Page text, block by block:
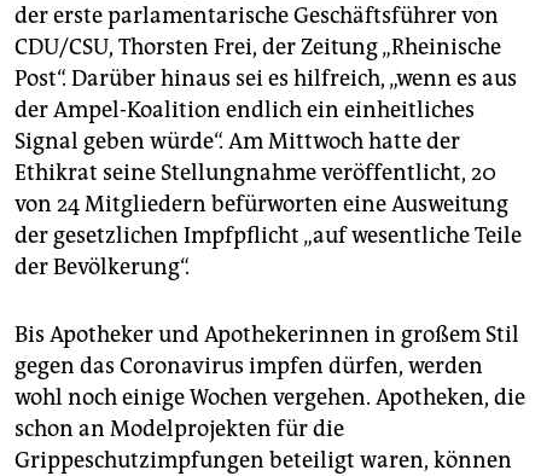
der erste parlamentarische Geschäftsführer von
CDU/CSU, Thorsten Frei, der Zeitung „Rheinische
Post“. Darüber hinaus sei es hilfreich, „wenn es aus
der Ampel-Koalition endlich ein einheitliches
Signal geben würde“. Am Mittwoch hatte der
Ethikrat seine Stellungnahme veröffentlicht, 20
von 24 Mitgliedern befürworten eine Ausweitung
der gesetzlichen Impfpflicht „auf wesentliche Teile
der Bevölkerung“.
Bis Apotheker und Apothekerinnen in großem Stil
gegen das Coronavirus impfen dürfen, werden
wohl noch einige Wochen vergehen. Apotheken, die
schon an Modelprojekten für die
Grippeschutzimpfungen beteiligt waren, können